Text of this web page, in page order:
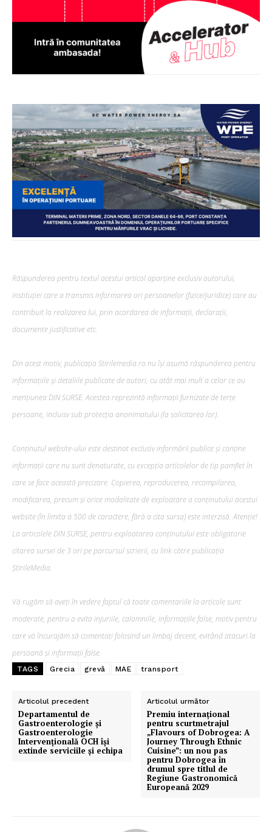
Răspunderea pentru textul acestui articol aparține exclusiv autorului,
instituției care a transmis informarea ori persoanelor (fizice/juridice) care au
contribuit la realizarea lui, prin acordarea de informații, declarații,
documente justificative etc.
Din acest motiv, publicația Stirilemedia.ro nu își asumă răspunderea pentru
informațiile și detaliile publicate de autori, cu atât mai mult a celor ce au
mențiunea DIN SURSE. Acestea reprezintă informații furnizate de terțe
persoane, incluisv sub protecția anonimatului (la solicitarea lor).
Conținutul website-ului este destinat exclusiv informării publice și conține
informații care nu sunt denaturate, cu excepția articolelor de tip pamflet în
care se face această precizare. Copierea, reproducerea, recompilarea,
modificarea, precum şi orice modalitate de exploatare a conținutului acestui
website (în limita a 500 de caractere, fără a cita sursa) este interzisă. Atenție!
La articolele DIN SURSE, pentru exploatarea conținutului este obligatorie
citarea sursei de 3 ori pe parcursul scrierii, cu link către publicația
ȘtirileMedia.
Vă rugăm să aveți în vedere faptul că toate comentariile la articole sunt
moderate, pentru a evita injuriile, calomniile, informațiile false, motiv pentru
care vă încurajăm să comentați folosind un limbaj decent, evitând atacuri la
persoană și informații false.
TAGS Grecia grevă MAE transport
Articolul precedent
Departamentul de
Gastroenterologie și
Gastroenterologie
Intervențională OCH își
extinde serviciile și echipa
Articolul următor
Premiu internațional
pentru scurtmetrajul
„Flavours of Dobrogea: A
Journey Through Ethnic
Cuisine”: un nou pas
pentru Dobrogea în
drumul spre titlul de
Regiune Gastronomică
Europeană 2029